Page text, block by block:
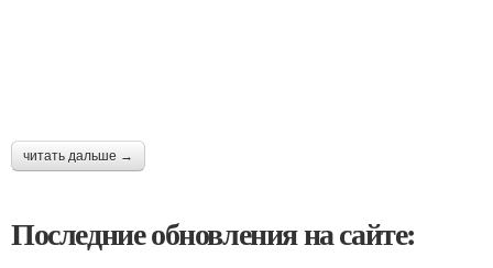
читать дальше →
Последние обновления на сайте: